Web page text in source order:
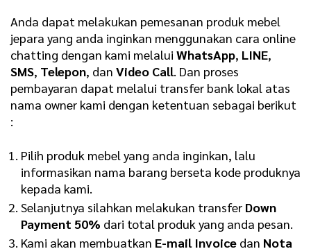
Anda dapat melakukan pemesanan produk mebel
jepara yang anda inginkan menggunakan cara online
chatting dengan kami melalui WhatsApp, LINE,
SMS, Telepon, dan Video Call. Dan proses
pembayaran dapat melalui transfer bank lokal atas
nama owner kami dengan ketentuan sebagai berikut
:
Pilih produk mebel yang anda inginkan, lalu
informasikan nama barang berseta kode produknya
kepada kami.
Selanjutnya silahkan melakukan transfer Down
Payment 50% dari total produk yang anda pesan.
Kami akan membuatkan E-mail Invoice dan Nota